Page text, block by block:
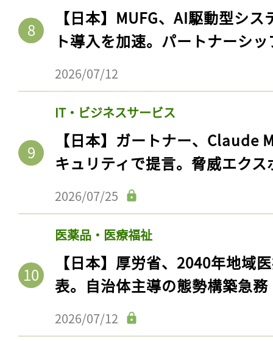
【日本】MUFG、AI駆動型シ
ト導入を加速。パートナーシ
2026/07/12
IT・ビジネスサービス
【日本】ガートナー、Claude
キュリティで提言。脅威エク
2026/07/25
医薬品・医療福祉
【日本】厚労省、2040年地域
表。自治体主導の態勢構築急務
2026/07/12